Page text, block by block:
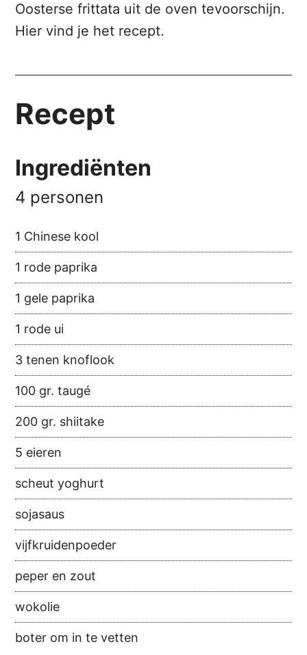
Oosterse frittata uit de oven tevoorschijn.
Hier vind je het recept.
Recept
Ingrediënten
4 personen
1 Chinese kool
1 rode paprika
1 gele paprika
1 rode ui
3 tenen knoflook
100 gr. taugé
200 gr. shiitake
5 eieren
scheut yoghurt
sojasaus
vijfkruidenpoeder
peper en zout
wokolie
boter om in te vetten